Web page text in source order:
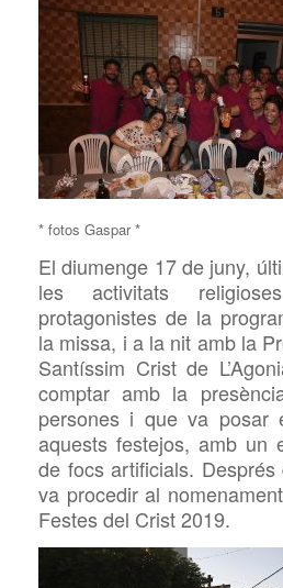
* fotos Gaspar *
El diumenge 17 de juny,
les activitats
protagonistes de la
la missa, i a la nit amb la
Santíssim Crist de
comptar amb la
persones i que va posar
aquests festejos, amb un
de focs artificials.
va procedir al
Festes del Crist 2019.